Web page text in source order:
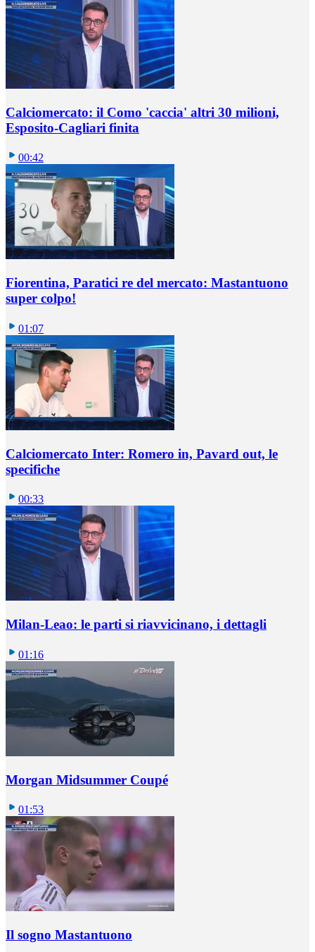
Calciomercato: il Como 'caccia' altri 30 milioni,
Esposito-Cagliari finita
00:42
Fiorentina, Paratici re del mercato: Mastantuono
super colpo!
01:07
Calciomercato Inter: Romero in, Pavard out, le
specifiche
00:33
Milan-Leao: le parti si riavvicinano, i dettagli
01:16
Morgan Midsummer Coupé
01:53
Il sogno Mastantuono